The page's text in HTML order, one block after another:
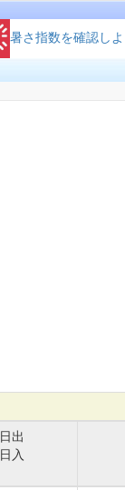
暑さ指数を確認しよ
日出
日入